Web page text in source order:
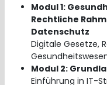
Modul 1:
Rechtliche
Datenschutz
Digitale Gesetze,
Modul 2:
Einführung in IT-